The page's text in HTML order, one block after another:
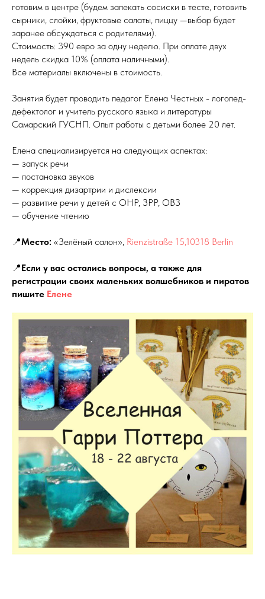
готовим в центре (будем запекать сосиски в тесте, готовить
сырники, слойки, фруктовые салаты, пиццу —выбор будет
заранее обсуждаться с родителями).
Стоимость: 390 евро за одну неделю. При оплате двух
недель скидка 10% (оплата наличными).
Все материалы включены в стоимость.
Занятия будет проводить педагог Елена Честных - логопед-
дефектолог и учитель русского языка и литературы
Самарский ГУСНП. Опыт работы с детьми более 20 лет.
Елена специализируется на следующих аспектах:
— запуск речи
— постановка звуков
— коррекция дизартрии и дислексии
— развитие речи у детей с ОНР, ЗРР, ОВЗ
— обучение чтению
📍Место: «Зелёный салон», Rienzistraße 15,10318 Berlin
📍Если у вас остались вопросы, а также для
регистрации своих маленьких волшебников и пиратов
пишите Елене